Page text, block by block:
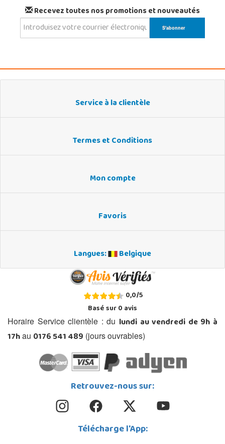
Recevez toutes nos promotions et nouveautés
Service à la clientèle
Termes et Conditions
Mon compte
Favoris
Langues: Belgique
0,0/5
Basé sur0avis
Horaire Service clientèle : du lundi au vendredi de 9h à
17hau 0176 541 489 (jours ouvrables)
Retrouvez-nous sur:
Télécharge l'App: